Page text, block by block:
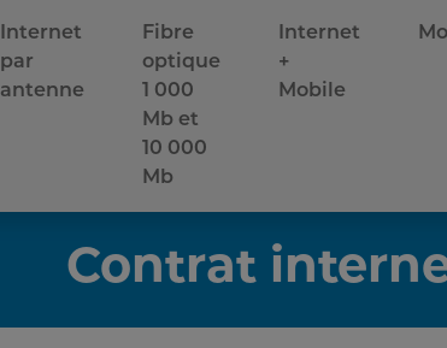
Internet
par
antenne
Fibre
optique
1 000
Mb et
10 000
Mb
Internet
+
Mobile
Contrat